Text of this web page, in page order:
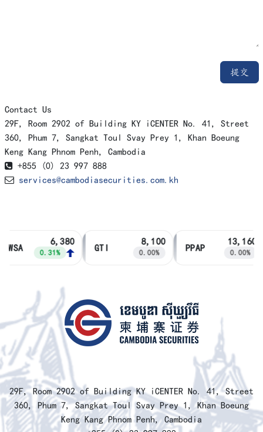
提交
Contact Us
29F, Room 2902 of Building KY iCENTER No. 41, Street
360, Phum 7, Sangkat Toul Svay Prey 1, Khan Boeung
Keng Kang Phnom Penh, Cambodia
+855 (0) 23 997 888
services@cambodiasecurities.com.kh
PWSA
6,380
0.31%
GTI
8,100
0.00%
PPAP
13,160
0.00%
​29F, Room 2902 of Building KY iCENTER No. 41, Street
360, Phum 7, Sangkat Toul Svay Prey 1, Khan Boeung
Keng Kang Phnom Penh, Cambodia